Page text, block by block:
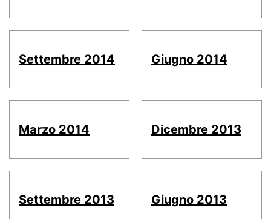
Settembre 2014 Giugno 2014
Marzo 2014 Dicembre 2013
Settembre 2013 Giugno 2013